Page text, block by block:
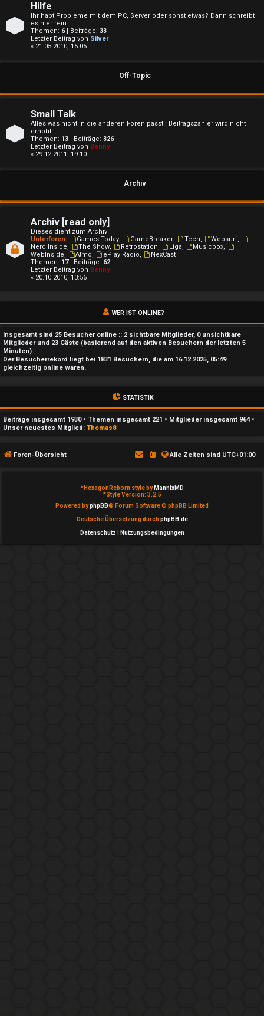
T
m
n
k
i
h
e
m
n
S
Hilfe
Ihr habt Probleme mit dem PC, Server oder sonst etwas? Dann schreibt
es hier rein
Themen: 6| Beiträge: 33
Letzter Beitrag von Silver
« 21.05.2010, 15:05
Off-Topic
Small Talk
Alles was nicht in die anderen Foren passt ; Beitragszähler wird nicht
erhöht
Themen: 13 | Beiträge: 326
Letzter Beitrag von Benny
« 29.12.2011, 19:10
Archiv
Archiv [read only]
Dieses dient zum Archiv
Unterforen:
Games Today, GameBreaker, Tech, Websurf,
Nerd Inside, The Show, Retrostation, Liga, Musicbox,
WebInside, Atmo, ePlay Radio,
NexCast
Themen: 17| Beiträge: 62
Letzter Beitrag von Benny
« 20.10.2010, 13:56
WER IST ONLINE?
Insgesamt sind 25 Besucher online :: 2 sichtbare Mitglieder, 0 unsichtbare
Mitglieder und 23 Gäste (basierend auf den aktiven Besuchern der letzten 5
Minuten)
Der Besucherrekord liegt bei 1831 Besuchern, die am 16.12.2025, 05:49
gleichzeitig online waren.
STATISTIK
Beiträge insgesamt 1930• Themen insgesamt 221 • Mitglieder insgesamt 964•
Unser neuestes Mitglied: Thomas8
Foren-Übersicht Alle Zeiten sind UTC+01:00
*HexagonReborn style by MannixMD
*Style Version: 3.2.5
Powered byphpBB® Forum Software © phpBB Limited
Deutsche Übersetzung durch phpBB.de
Datenschutz Nutzungsbedingungen